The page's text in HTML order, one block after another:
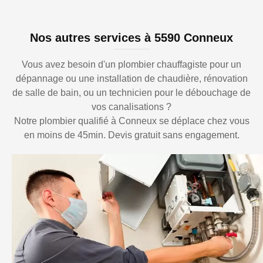
Nos autres services à 5590 Conneux
Vous avez besoin d'un plombier chauffagiste pour un
dépannage ou une installation de chaudière, rénovation
de salle de bain, ou un technicien pour le débouchage de
vos canalisations ?
Notre plombier qualifié à Conneux se déplace chez vous
en moins de 45min. Devis gratuit sans engagement.